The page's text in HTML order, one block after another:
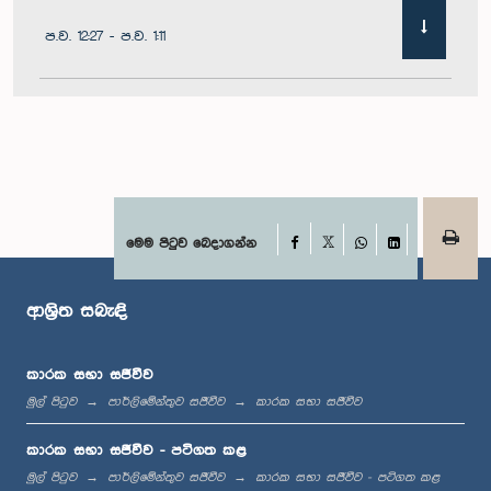
ප.ව. 12:27 - ප.ව. 1:11
ප.ව. 1:22 - ප.ව. 1:29
ප.ව. 1:36 - ප.ව. 1:44
මෙම පිටුව බෙදාගන්න Facebook
WhatsApp
LinkedIn
ආශ්‍රිත සබැඳි
කාරක සභා සජීවීව
මුල් පිටුව පාර්ලිමේන්තුව සජීවීව කාරක සභා සජීවීව
කාරක සභා සජීවීව - පටිගත කළ
මුල් පිටුව පාර්ලිමේන්තුව සජීවීව කාරක සභා සජීවීව - පටිගත කළ